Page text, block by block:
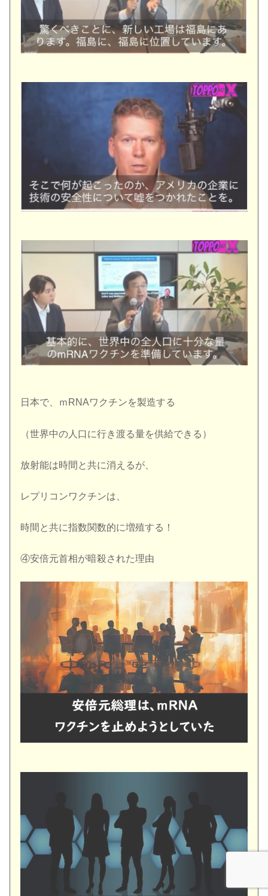
日本で、ｍRNAワクチンを製造する
（世界中の人口に行き渡る量を供給できる）
放射能は時間と共に消えるが、
レプリコンワクチンは、
時間と共に指数関数的に増殖する！
④安倍元首相が暗殺された理由